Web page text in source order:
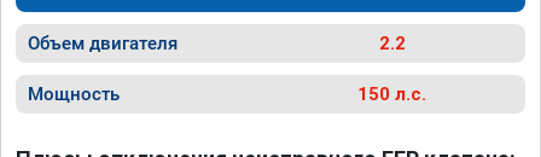
Объем двигателя 2.2
Мощность 150 л.с.